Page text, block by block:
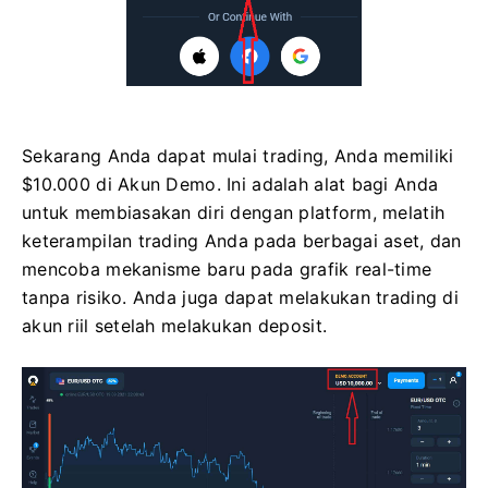
Sekarang Anda dapat mulai trading, Anda memiliki
$10.000 di Akun Demo. Ini adalah alat bagi Anda
untuk membiasakan diri dengan platform, melatih
keterampilan trading Anda pada berbagai aset, dan
mencoba mekanisme baru pada grafik real-time
tanpa risiko. Anda juga dapat melakukan trading di
akun riil setelah melakukan deposit.